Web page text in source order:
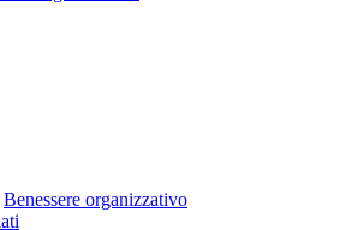
Benessere organizzativo